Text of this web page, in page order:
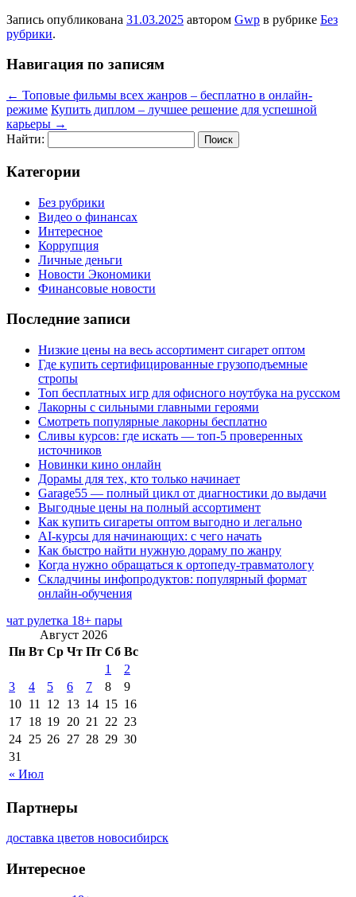
Запись опубликована 31.03.2025 автором Gwp в рубрике Без
рубрики.
Навигация по записям
← Топовые фильмы всех жанров – бесплатно в онлайн-
режиме Купить диплом – лучшее решение для успешной
карьеры →
Найти:
Категории
Без рубрики
Видео о финансах
Интересное
Коррупция
Личные деньги
Новости Экономики
Финансовые новости
Последние записи
Низкие цены на весь ассортимент сигарет оптом
Где купить сертифицированные грузоподъемные
стропы
Топ бесплатных игр для офисного ноутбука на русском
Лакорны с сильными главными героями
Смотреть популярные лакорны бесплатно
Сливы курсов: где искать — топ-5 проверенных
источников
Новинки кино онлайн
Дорамы для тех, кто только начинает
Garage55 — полный цикл от диагностики до выдачи
Выгодные цены на полный ассортимент
Как купить сигареты оптом выгодно и легально
AI-курсы для начинающих: с чего начать
Как быстро найти нужную дораму по жанру
Когда нужно обращаться к ортопеду-травматологу
Складчины инфопродуктов: популярный формат
онлайн-обучения
чат рулетка 18+ пары
Август 2026
Пн Вт Ср Чт Пт Сб Вс
« Июл
1
2
3
4 5 6 7 8
9
10 11 12 13 14 15 16
17 18 19 20 21 22 23
24 25 26 27 28 29 30
31
Партнеры
доставка цветов новосибирск
Интересное